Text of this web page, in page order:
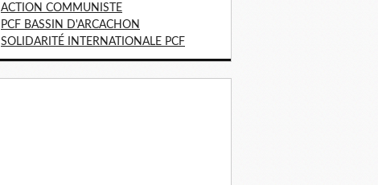
ACTION COMMUNISTE
PCF BASSIN D'ARCACHON
SOLIDARITÉ INTERNATIONALE PCF